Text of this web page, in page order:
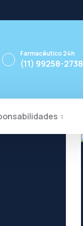
Farmacêutico 24h
(11) 99258-2738